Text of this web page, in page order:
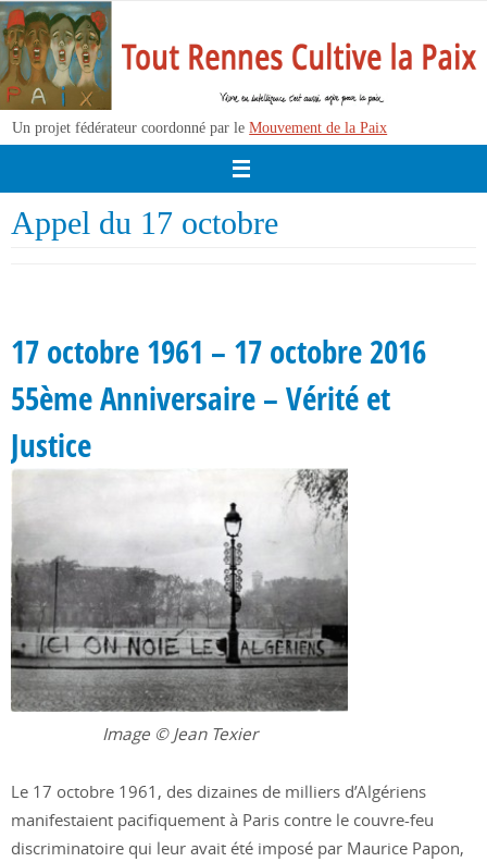
Passer
vers
le
contenu
Un projet fédérateur coordonné par leMouvement de la Paix
Appel du 17 octobre
17 octobre 1961 – 17 octobre 2016
55ème Anniversaire – Vérité et
Justice
Image © Jean Texier
Le 17 octobre 1961, des dizaines de milliers d’Algériens
manifestaient pacifiquement à Paris contre le couvre-feu
discriminatoire qui leur avait été imposé par Maurice Papon,